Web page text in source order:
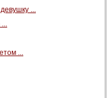
...
...